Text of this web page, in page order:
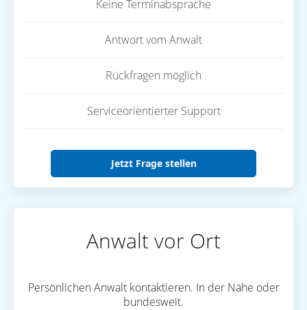
Keine Terminabsprache
Antwort vom Anwalt
Rückfragen möglich
Serviceorientierter Support
Jetzt Frage stellen
Anwalt vor Ort
Persönlichen Anwalt kontaktieren. In der Nähe oder
bundesweit.